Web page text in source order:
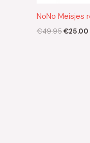
NoNo Meisjes
€49.95€25.00